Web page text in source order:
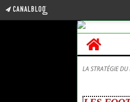
Home
LA STRATÉGIE